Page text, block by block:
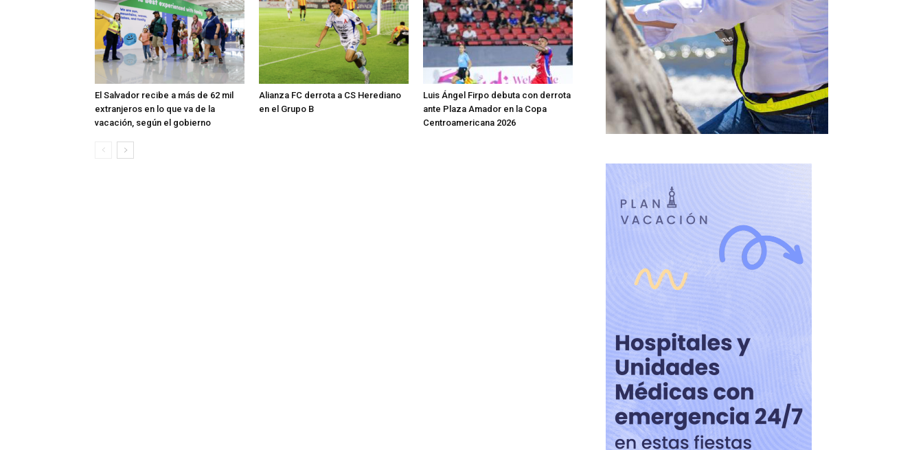
El Salvador recibe a más de 62 mil
extranjeros en lo que va de la
vacación, según el gobierno
Alianza FC derrota a CS Herediano
en el Grupo B
Luis Ángel Firpo debuta con derrota
ante Plaza Amador en la Copa
Centroamericana 2026